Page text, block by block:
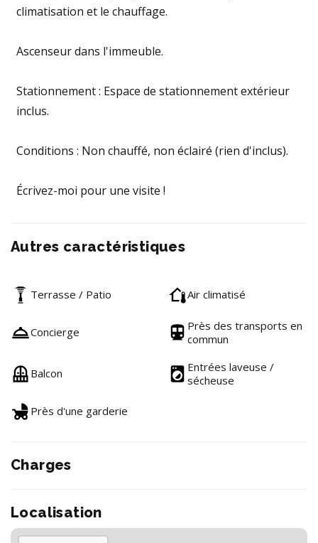
climatisation et le chauffage.
Ascenseur dans l'immeuble.
Stationnement : Espace de stationnement extérieur
inclus.
Conditions : Non chauffé, non éclairé (rien d'inclus).
Écrivez-moi pour une visite !
Autres caractéristiques
Terrasse / Patio Air climatisé
Concierge
Près des transports en
commun
Balcon
Entrées laveuse /
sécheuse
Près d'une garderie
Charges
Localisation